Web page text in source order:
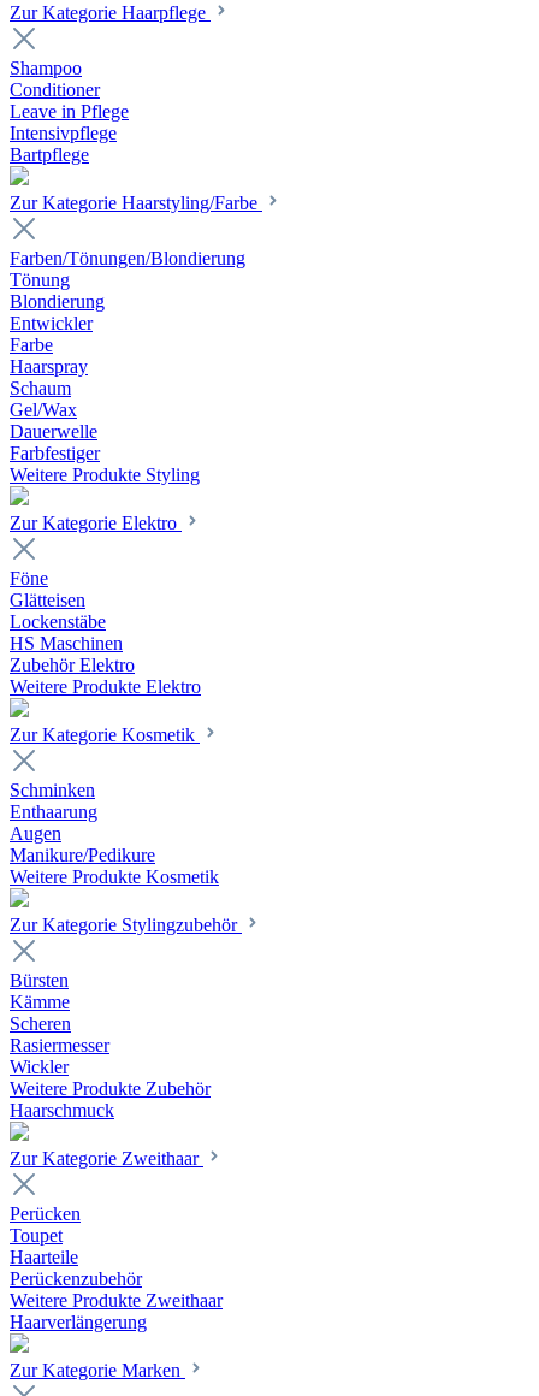
Zur Kategorie Haarpflege
Shampoo
Conditioner
Leave in Pflege
Intensivpflege
Bartpflege
Zur Kategorie Haarstyling/Farbe
Farben/Tönungen/Blondierung
Tönung
Blondierung
Entwickler
Farbe
Haarspray
Schaum
Gel/Wax
Dauerwelle
Farbfestiger
Weitere Produkte Styling
Zur Kategorie Elektro
Föne
Glätteisen
Lockenstäbe
HS Maschinen
Zubehör Elektro
Weitere Produkte Elektro
Zur Kategorie Kosmetik
Schminken
Enthaarung
Augen
Manikure/Pedikure
Weitere Produkte Kosmetik
Zur Kategorie Stylingzubehör
Bürsten
Kämme
Scheren
Rasiermesser
Wickler
Weitere Produkte Zubehör
Haarschmuck
Zur Kategorie Zweithaar
Perücken
Toupet
Haarteile
Perückenzubehör
Weitere Produkte Zweithaar
Haarverlängerung
Zur Kategorie Marken